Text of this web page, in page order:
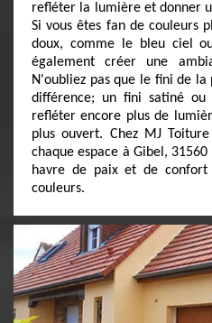
refléter la lumière et donner
Si vous êtes fan de couleurs
doux, comme le bleu ciel
également créer une
N'oubliez pas que le fini de
différence; un fini satiné
refléter encore plus de
plus ouvert. Chez MJ
chaque espace à Gibel,
havre de paix et de
couleurs.